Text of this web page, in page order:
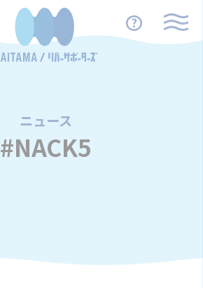
ニュース
/
#NACK5